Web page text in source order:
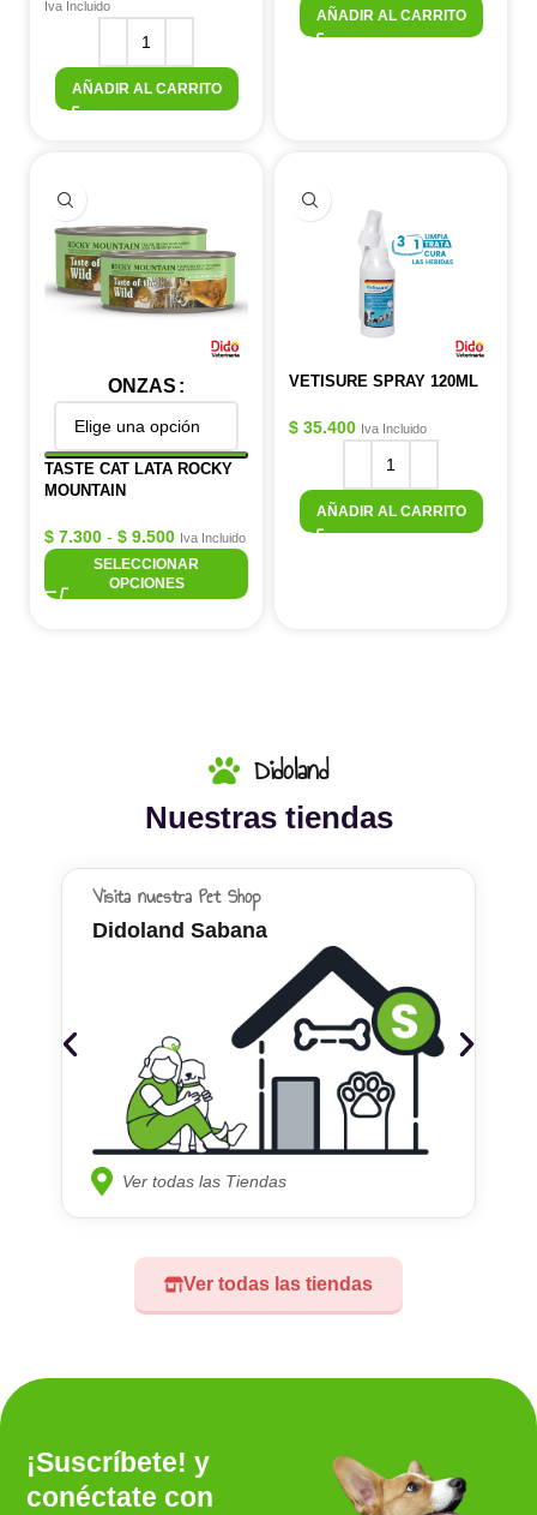
Iva Incluido
AÑADIR AL CARRITO
AÑADIR AL CARRITO
ONZAS
TASTE CAT LATA ROCKY
MOUNTAIN
$ 7.300 - $ 9.500 Iva Incluido
SELECCIONAR
OPCIONES
VETISURE SPRAY 120ML
$ 35.400 Iva Incluido
AÑADIR AL CARRITO
Didoland
Nuestras tiendas
Ver todas las tiendas
Visita nuestra Pet Shop
Didoland Sabana
Ver todas las Tiendas
¡Suscríbete! y
conéctate con